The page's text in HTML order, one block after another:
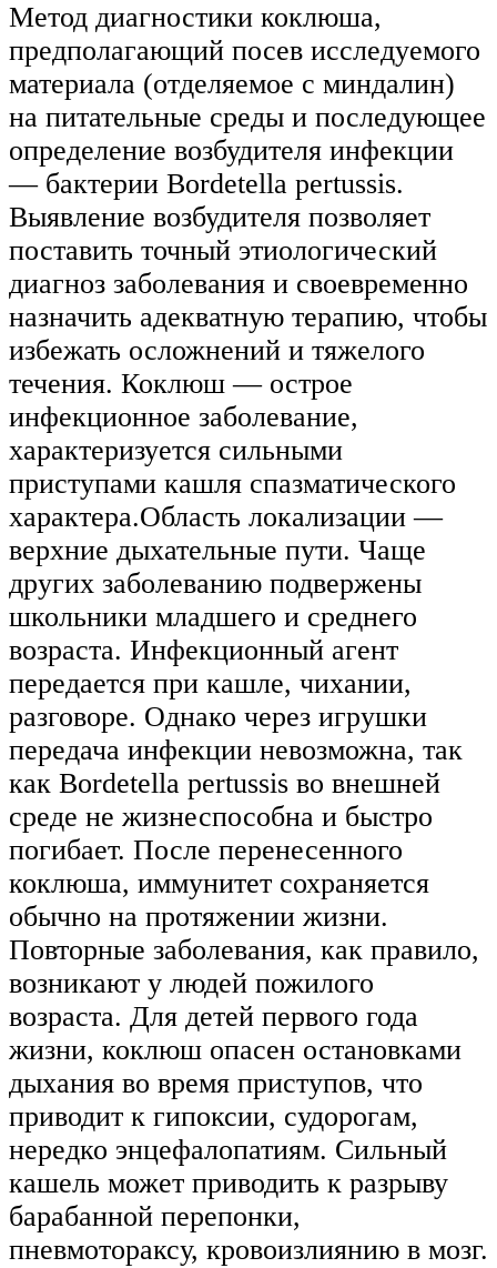
Метод диагностики коклюша,
предполагающий посев исследуемого
материала (отделяемое с миндалин)
на питательные среды и последующее
определение возбудителя инфекции
— бактерии Bordetella pertussis.
Выявление возбудителя позволяет
поставить точный этиологический
диагноз заболевания и своевременно
назначить адекватную терапию, чтобы
избежать осложнений и тяжелого
течения. Коклюш — острое
инфекционное заболевание,
характеризуется сильными
приступами кашля спазматического
характера.Область локализации —
верхние дыхательные пути. Чаще
других заболеванию подвержены
школьники младшего и среднего
возраста. Инфекционный агент
передается при кашле, чихании,
разговоре. Однако через игрушки
передача инфекции невозможна, так
как Bordetella pertussis во внешней
среде не жизнеспособна и быстро
погибает. После перенесенного
коклюша, иммунитет сохраняется
обычно на протяжении жизни.
Повторные заболевания, как правило,
возникают у людей пожилого
возраста. Для детей первого года
жизни, коклюш опасен остановками
дыхания во время приступов, что
приводит к гипоксии, судорогам,
нередко энцефалопатиям. Сильный
кашель может приводить к разрыву
барабанной перепонки,
пневмотораксу, кровоизлиянию в мозг.